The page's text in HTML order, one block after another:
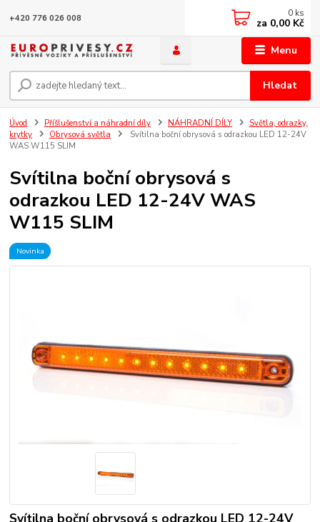
Menu
Hledat
+420 776 026 008 0 ks
za 0,00 Kč
Úvod Příšlušenství a náhradní díly NÁHRADNÍ DÍLY
Světla, odrazky,
krytky
Obrysová světla
Svítilna boční obrysová s odrazkou LED 12-24V
WAS W115 SLIM
Svítilna boční obrysová s
odrazkou LED 12-24V WAS
W115 SLIM
Novinka